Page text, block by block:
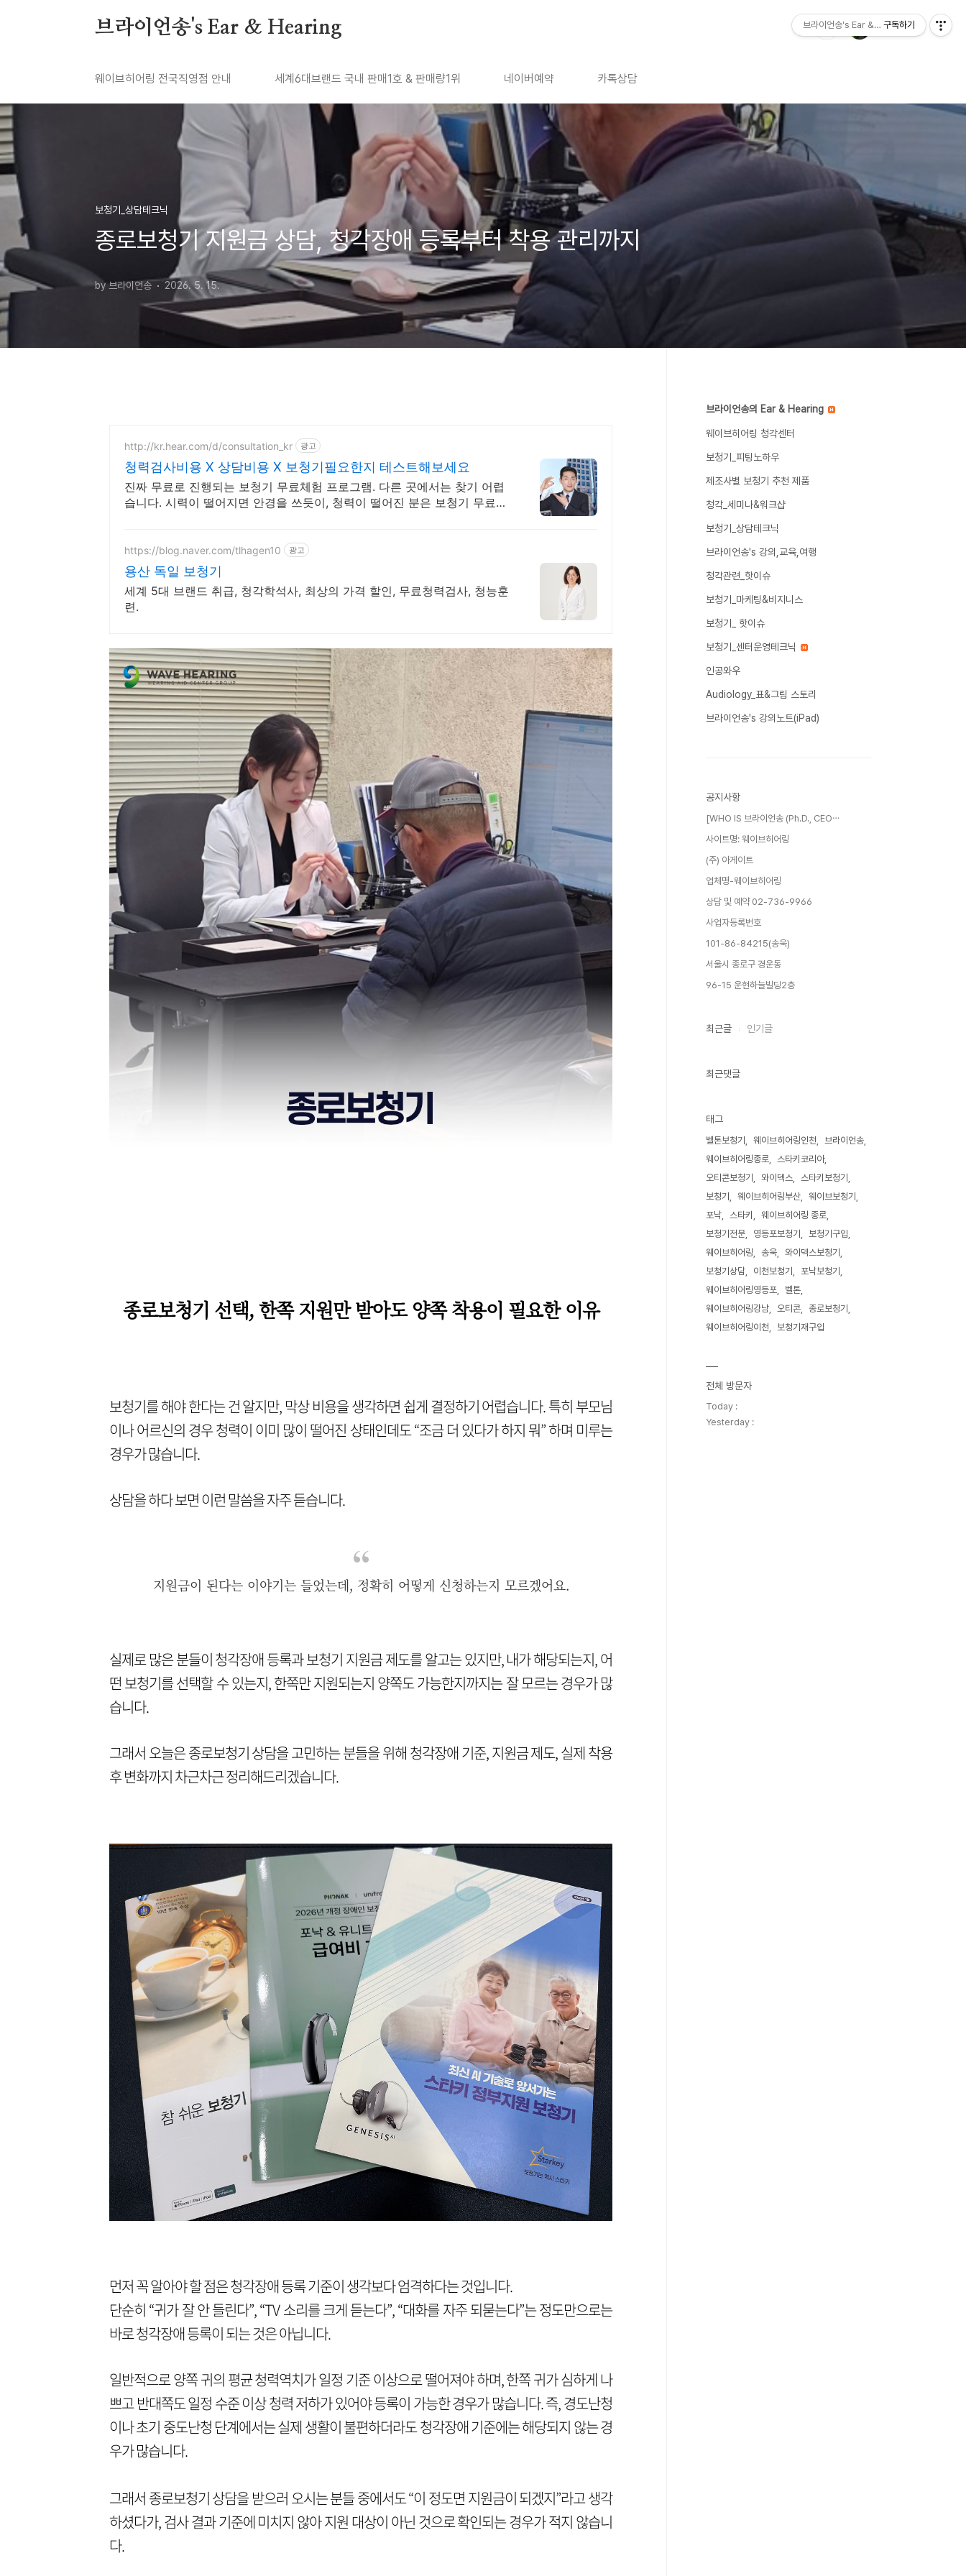
브라이언송's Ear & Hearing
웨이브히어링 전국직영점 안내 세계6대브랜드 국내 판매1호 & 판매량1위 네이버예약 카톡상담
보청기_상담테크닉
종로보청기 지원금 상담, 청각장애 등록부터 착용 관리까지
by 브라이언송 2026. 5. 15.
http://kr.hear.com/d/consultation_kr 광고
청력검사비용 X 상담비용 X 보청기필요한지 테스트해보세요
진짜 무료로 진행되는 보청기 무료체험 프로그램. 다른 곳에서는 찾기 어렵
습니다. 시력이 떨어지면 안경을 쓰듯이, 청력이 떨어진 분은 보청기 무료체
https://blog.naver.com/tlhagen10 광고
용산 독일 보청기
세계 5대 브랜드 취급, 청각학석사, 최상의 가격 할인, 무료청력검사, 청능훈
련.
종로보청기 선택, 한쪽 지원만 받아도 양쪽 착용이 필요한 이유
보청기를 해야 한다는 건 알지만, 막상 비용을 생각하면 쉽게 결정하기 어렵습니다.특히 부모님
이나 어르신의 경우 청력이 이미 많이 떨어진 상태인데도 “조금 더 있다가 하지 뭐” 하며 미루는
경우가 많습니다.
상담을 하다 보면 이런 말씀을 자주 듣습니다.
지원금이 된다는 이야기는 들었는데, 정확히 어떻게 신청하는지 모르겠어요.
실제로 많은 분들이 청각장애 등록과 보청기 지원금 제도를 알고는 있지만, 내가 해당되는지, 어
떤 보청기를 선택할 수 있는지, 한쪽만 지원되는지 양쪽도 가능한지까지는 잘 모르는 경우가 많
습니다.
그래서 오늘은 종로보청기 상담을 고민하는 분들을 위해 청각장애 기준, 지원금 제도, 실제 착용
후 변화까지 차근차근 정리해드리겠습니다.
먼저 꼭 알아야 할 점은 청각장애 등록 기준이 생각보다 엄격하다는 것입니다.
단순히 “귀가 잘 안 들린다”, “TV 소리를 크게 듣는다”, “대화를 자주 되묻는다”는 정도만으로는
바로 청각장애 등록이 되는 것은 아닙니다.
일반적으로 양쪽 귀의 평균 청력역치가 일정 기준 이상으로 떨어져야 하며, 한쪽 귀가 심하게 나
쁘고 반대쪽도 일정 수준 이상 청력 저하가 있어야 등록이 가능한 경우가 많습니다.즉, 경도난청
이나 초기 중도난청 단계에서는 실제 생활이 불편하더라도 청각장애 기준에는 해당되지 않는 경
우가 많습니다.
그래서 종로보청기 상담을 받으러 오시는 분들 중에서도 “이 정도면 지원금이 되겠지”라고 생각
하셨다가, 검사 결과 기준에 미치지 않아 지원 대상이 아닌 것으로 확인되는 경우가 적지 않습니
다.
브라이언송의 Ear & Hearing
웨이브히어링 청각센터
보청기_피팅노하우
제조사별 보청기 추천 제품
청각_세미나&워크샵
보청기_상담테크닉
브라이언송's 강의,교육,여행
청각관련_핫이슈
보청기_마케팅&비지니스
보청기_ 핫이슈
보청기_센터운영테크닉
인공와우
Audiology_표&그림 스토리
브라이언송's 강의노트(iPad)
공지사항
[WHO IS 브라이언송 (Ph.D., CEO⋯
사이트명: 웨이브히어링
(주) 아게이트
업체명-웨이브히어링
상담 및 예약 02-736-9966
사업자등록번호
101-86-84215(송욱)
서울시 종로구 경운동
96-15 운현하늘빌딩2층
최근글 인기글
최근댓글
태그
벨톤보청기 웨이브히어링인천
브라이언송
웨이브히어링종로
스타키코리아
오티콘보청기
와이덱스
스타키보청기
보청기
웨이브히어링부산
웨이브보청기
포낙
스타키
웨이브히어링 종로
보청기전문
영등포보청기
보청기구입
웨이브히어링
송욱
와이덱스보청기
보청기상담
이천보청기
포낙보청기
웨이브히어링영등포
벨톤
웨이브히어링강남
오티콘
종로보청기
웨이브히어링이천
보청기재구입
전체 방문자
Today :
Yesterday :
브라이언송's Ear & Hearing
구독하기